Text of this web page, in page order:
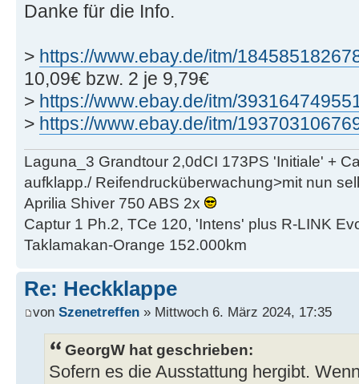
Danke für die Info.
> https://www.ebay.de/itm/
10,09€ bzw. 2 je 9,79€
> https://www.ebay.de/itm/
> https://www.ebay.de/itm/
Laguna_3 Grandtour 2,0dCI 173PS 'Initiale' +
aufklapp./ Reifendrucküberwachung>mit nun
Aprilia Shiver 750 ABS 2x
Captur 1 Ph.2, TCe 120, 'Intens' plus R-LINK
Taklamakan-Orange 152.000km
Re: Heckklappe
von Szenetreffen » Mittwoch 6. März 2024, 17:35
GeorgW hat geschrieben:
Sofern es die Ausstattung hergibt.